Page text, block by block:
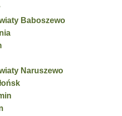
Baboszewo
Naruszewo